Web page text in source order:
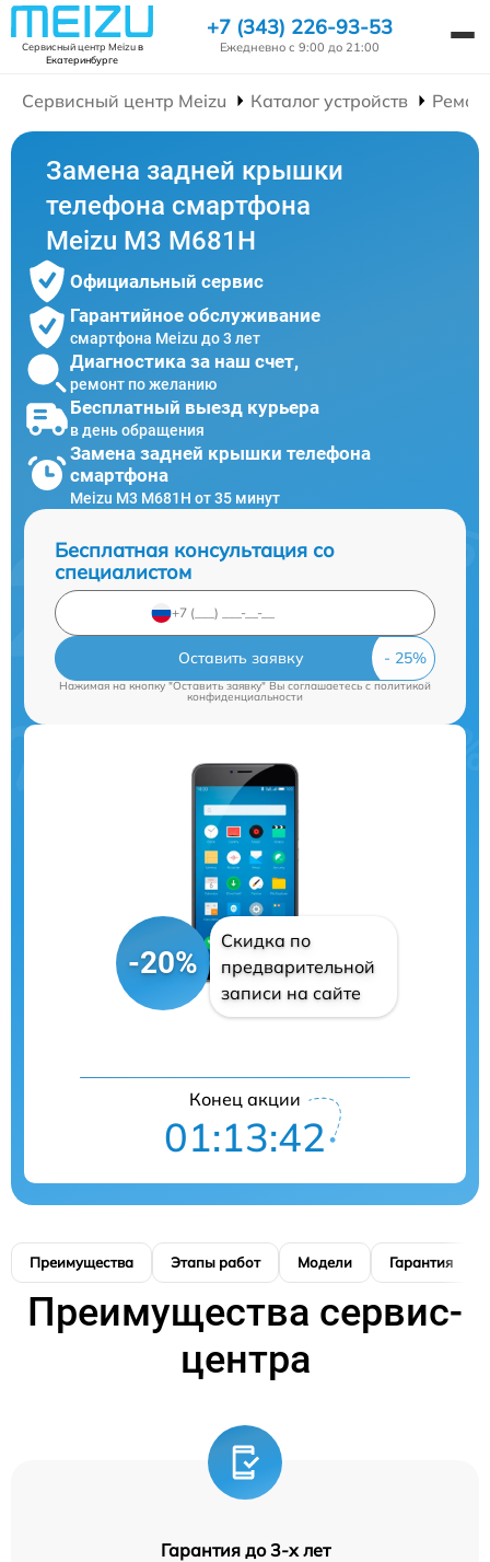
Сервисный центр Meizuв
Екатеринбурге
+7 (343) 226-93-53
Ежедневно с 9:00 до 21:00
Сервисный центр Meizu Каталог устройств
Замена задней крышки
телефона смартфона
Meizu M3 M681H
Официальный сервис
Гарантийное обслуживание
смартфона Meizu до 3 лет
Диагностика за наш счет,
ремонт по желанию
Бесплатный выезд курьера
в день обращения
Замена задней крышки телефона
смартфона
Meizu M3 M681H от 35 минут
Бесплатная консультация со
специалистом
Оставить заявку
Нажимая на кнопку "Оставить заявку" Вы соглашаетесь cполитикой
конфиденциальности
-20%
Скидка по
предварительной
записи на сайте
Конец акции
01:13:41
Преимущества Этапы работ Модели Гарантия
Преимущества сервис-
центра
Гарантия до 3-х лет